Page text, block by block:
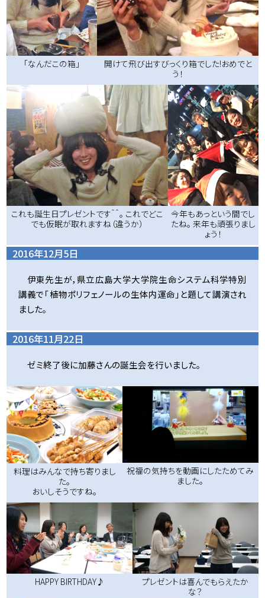
「なんだこの箱」
開けて飛び出すびっくり箱でした!おめでと
う！
これも誕生日プレゼントです＾＾。 これでどこ
でも仮眠が取れますね（違うか）
今年もあっという間でし
たね。 来年も頑張りまし
ょう！
2016年12月5日
伊東先生が，県立広島大学大学院生命システム科学特別
講義で「植物ポリフェノールの生体内運命」と題して講演され
ました。
2016年11月22日
ゼミ終了後に加藤さんの誕生会を行いました。
料理はみんなで持ち寄りまし
た。
おいしそうですね。
祝福の気持ちを動画にしたためてみ
ました。
HAPPY BIRTHDAY♪
プレゼントは喜んでもらえたか
な？